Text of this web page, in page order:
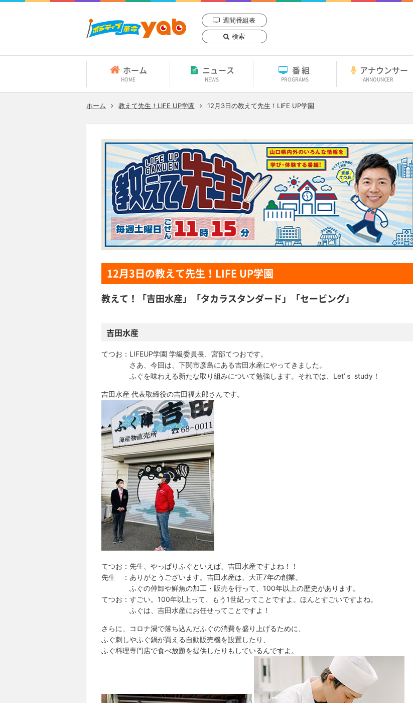
週間番組表
検索
ホーム
HOME
ニュース
NEWS
番組
PROGRAMS
アナウンサー
ANNOUNCER
ホーム 教えて先生！LIFE UP学園 12月3日の教えて先生！LIFE UP学園
12月3日の教えて先生！LIFE UP学園
教えて！「吉田水産」「タカラスタンダード」「セービング」
吉田水産
てつお：LIFEUP学園 学級委員長、宮部てつおです。
さあ、今回は、下関市彦島にある吉田水産にやってきました。
ふぐを味わえる新たな取り組みについて勉強します。それでは、Let’ｓ study！
吉田水産 代表取締役の吉田福太郎さんです。
てつお：先生、やっぱりふぐといえば、吉田水産ですよね！！
先生 ：ありがとうございます。吉田水産は、大正7年の創業。
ふぐの仲卸や鮮魚の加工・販売を行って、100年以上の歴史があります。
てつお：すごい。100年以上って、もう1世紀ってことですよ。ほんとすごいですよね。
ふぐは、吉田水産にお任せってことですよ！
さらに、コロナ渦で落ち込んだふぐの消費を盛り上げるために、
ふぐ刺しやふぐ鍋が買える自動販売機を設置したり、
ふぐ料理専門店で食べ放題を提供したりもしているんですよ。